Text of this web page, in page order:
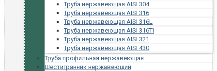
Труба нержавеющая AISI 304
Труба нержавеющая AISI 316
Труба нержавеющая AISI 316L
Труба нержавеющая AISI 316Ti
Труба нержавеющая AISI 321
Труба нержавеющая AISI 430
Труба профильная нержавеющая
Шестигранник нержавеющий